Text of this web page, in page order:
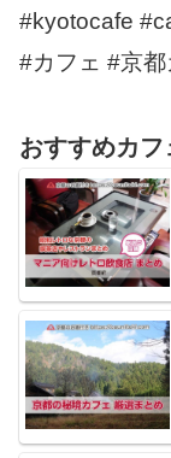
#kyotocafe
#カフェ #京都
おすすめカ